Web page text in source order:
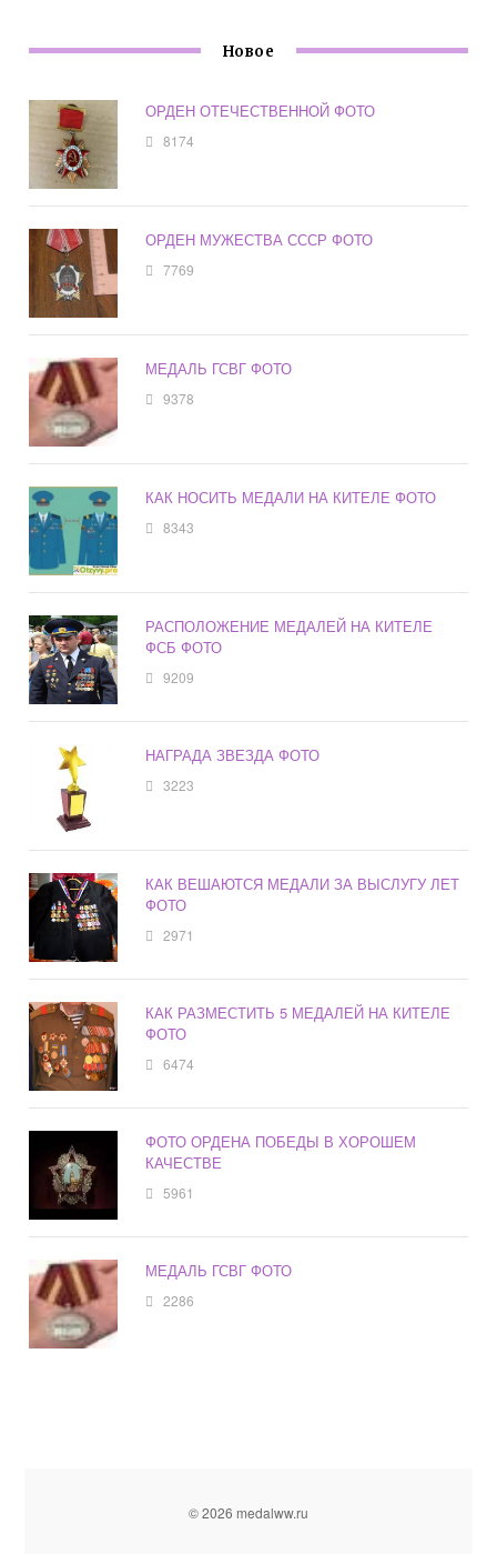
Новое
ОРДЕН ОТЕЧЕСТВЕННОЙ ФОТО
8174
ОРДЕН МУЖЕСТВА СССР ФОТО
7769
МЕДАЛЬ ГСВГ ФОТО
9378
КАК НОСИТЬ МЕДАЛИ НА КИТЕЛЕ ФОТО
8343
РАСПОЛОЖЕНИЕ МЕДАЛЕЙ НА КИТЕЛЕ
ФСБ ФОТО
9209
НАГРАДА ЗВЕЗДА ФОТО
3223
КАК ВЕШАЮТСЯ МЕДАЛИ ЗА ВЫСЛУГУ ЛЕТ
ФОТО
2971
КАК РАЗМЕСТИТЬ 5 МЕДАЛЕЙ НА КИТЕЛЕ
ФОТО
6474
ФОТО ОРДЕНА ПОБЕДЫ В ХОРОШЕМ
КАЧЕСТВЕ
5961
МЕДАЛЬ ГСВГ ФОТО
2286
© 2026 medalww.ru